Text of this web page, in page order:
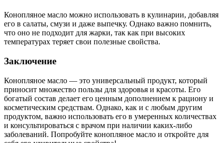
Конопляное масло можно использовать в кулинарии, добавляя
его в салаты, смузи и даже выпечку. Однако важно помнить,
что оно не подходит для жарки, так как при высоких
температурах теряет свои полезные свойства.
Заключение
Конопляное масло — это универсальный продукт, который
приносит множество пользы для здоровья и красоты. Его
богатый состав делает его ценным дополнением к рациону и
косметическим средствам. Однако, как и с любым другим
продуктом, важно использовать его в умеренных количествах
и консультироваться с врачом при наличии каких-либо
заболеваний. Попробуйте конопляное масло и откройте для